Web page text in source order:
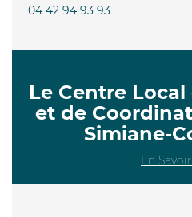
04 42 94 93 93
Le Centre
et de
Simiane-
En